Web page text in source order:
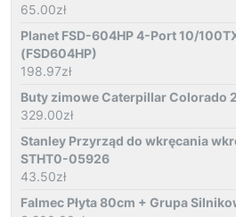
65.00zł
Planet FSD-604HP 4-Port 10/
(FSD604HP)
198.97zł
Buty zimowe Caterpillar Colorado
329.00zł
Stanley Przyrząd do wkręcania
STHT0-05926
43.50zł
Falmec Płyta 80cm + Grupa